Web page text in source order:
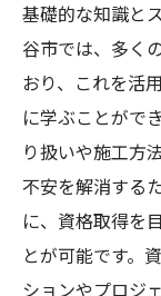
基礎的な知識と
谷市では、多く
おり、これを活
に学ぶことがで
り扱いや施工方
不安を解消する
に、資格取得を
とが可能です。